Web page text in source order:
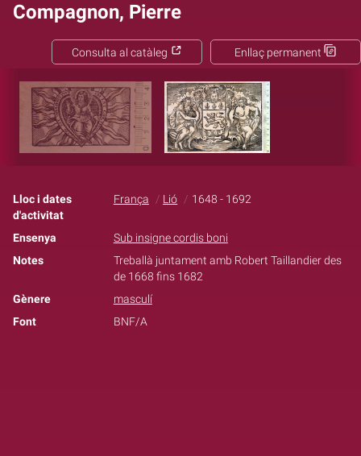
Compagnon, Pierre
Enllaç permanent
Consulta al catàleg
Lloc i dates
d'activitat
França Lió 1648 - 1692
Ensenya
Sub insigne cordis boni
Notes
Treballà juntament amb Robert Taillandier des
de 1668 fins 1682
Gènere
masculí
Font
BNF/A